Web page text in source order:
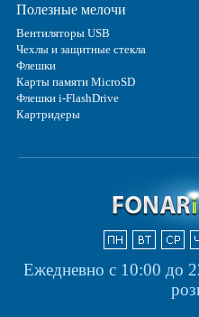
Полезные мелочи
Вентиляторы USB
Чехлы и защитные стекла
Флешки
Карты памяти MicroSD
Флешки i-FlashDrive
Картридеры
Ежедневно с 10:00 до